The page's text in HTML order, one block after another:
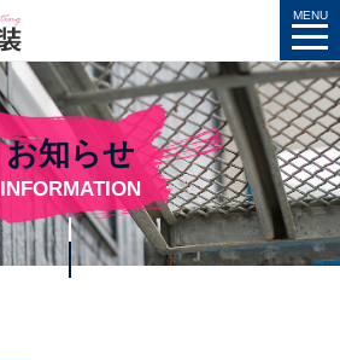
お知らせ
INFORMATION